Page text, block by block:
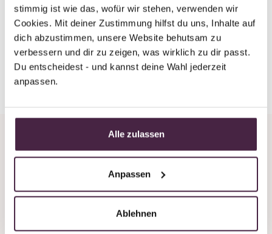
stimmig ist wie das, wofür wir stehen, verwenden wir
Cookies. Mit deiner Zustimmung hilfst du uns, Inhalte auf
dich abzustimmen, unsere Website behutsam zu
verbessern und dir zu zeigen, was wirklich zu dir passt.
Du entscheidest - und kannst deine Wahl jederzeit
anpassen.
Alle zulassen
Anpassen
Ablehnen
E-Mail senden
Zurück zur Übersicht
Unternehmen
Rechtliche Hinweise